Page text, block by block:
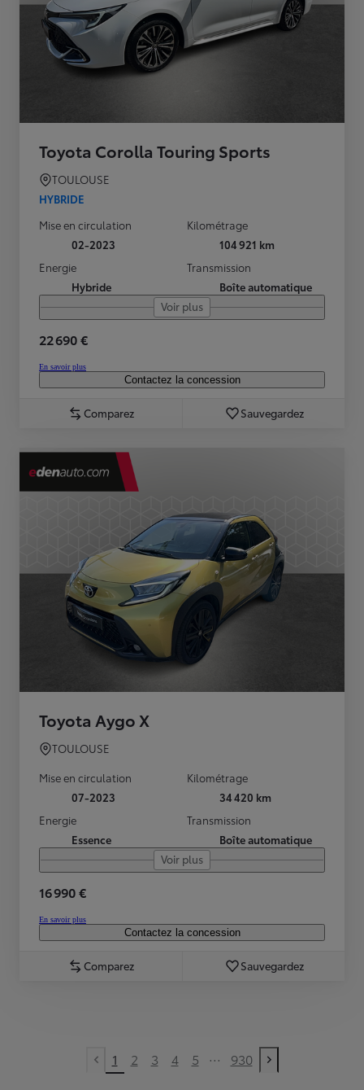
Toyota Corolla Touring Sports
TOULOUSE
HYBRIDE
Mise en circulation
02-2023
Kilométrage
104 921 km
Energie
Hybride
Transmission
Boîte automatique
Voir plus
22 690 €
En savoir plus
Contactez la concession
Comparez Sauvegardez
Toyota Aygo X
TOULOUSE
Mise en circulation
07-2023
Kilométrage
34 420 km
Energie
Essence
Transmission
Boîte automatique
Voir plus
16 990 €
En savoir plus
Contactez la concession
Comparez Sauvegardez
Previous page
1 2 3 4 5 ... 930
Next page